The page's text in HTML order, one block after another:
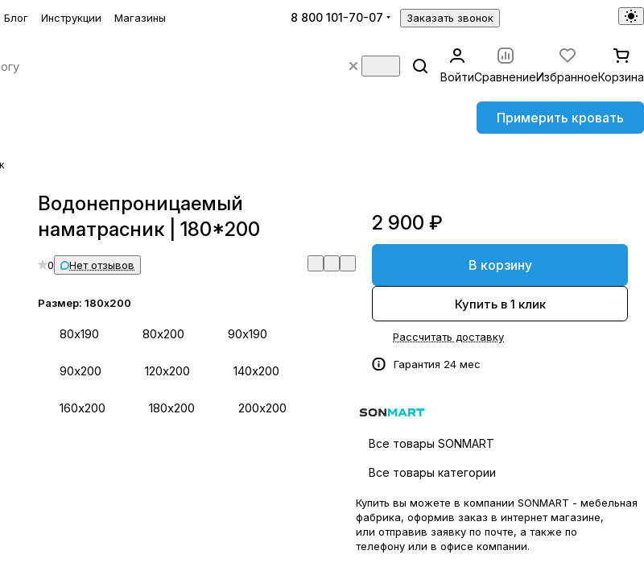
Блог Инструкции Магазины 8 800 101-70-07 Заказать звонок
ВойтиСравнениеИзбранноеКорзина
Примерить кровать
Водонепроницаемый
наматрасник | 180*200
0 Нет отзывов
Размер:180х200
80х190 80х200 90х190
90х200 120х200 140х200
160х200 180х200 200х200
2 900 ₽
В корзину
Купить в 1 клик
Рассчитать доставку
Гарантия 24 мес
Все товары SONMART
Все товары категории
Купить вы можете в компании SONMART - мебельная
фабрика, оформив заказ в интернет магазине,
или отправив заявку по почте, а также по
телефону или в офисе компании.